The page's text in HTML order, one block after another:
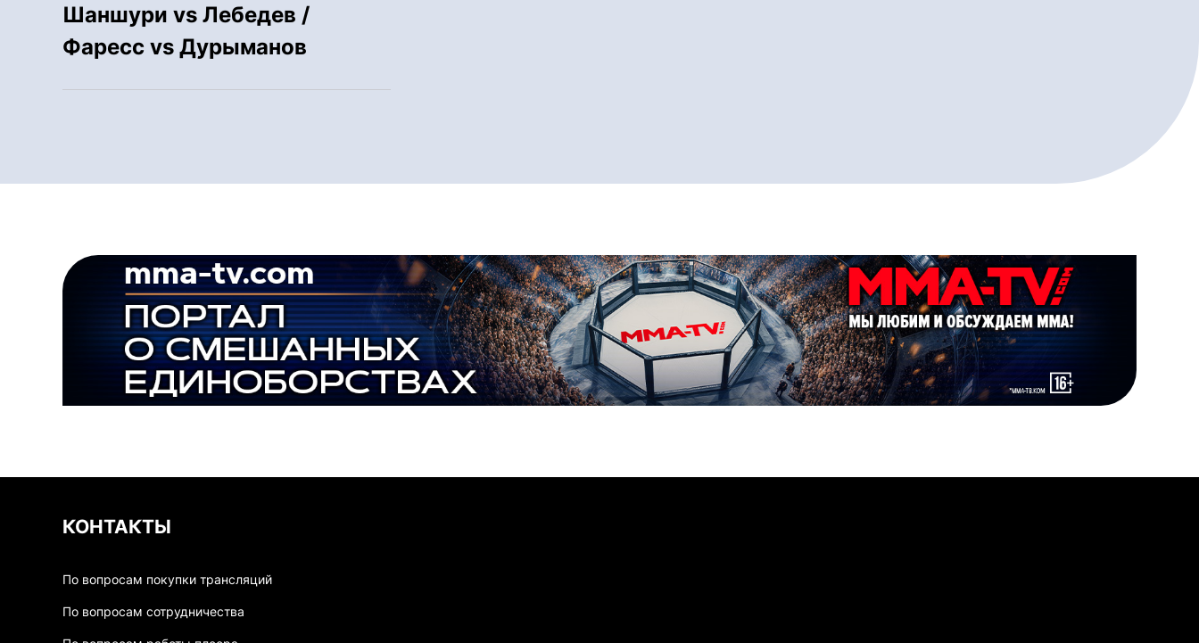
Шаншури vs Лебедев /
Фаресс vs Дурыманов
КОНТАКТЫ
По вопросам покупки трансляций
По вопросам сотрудничества